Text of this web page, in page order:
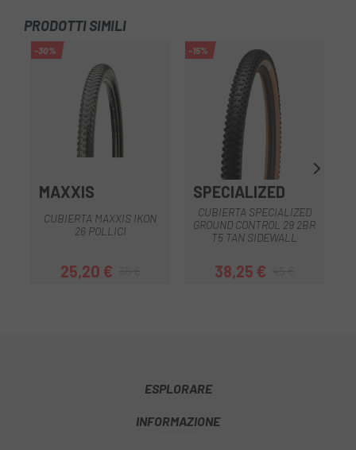
PRODOTTI SIMILI
-30%
MAXXIS
CUBIERTA MAXXIS IKON
26 POLLICI
Prezzo
25,20 €Prezzo base
-15%
SPECIALIZED
CUBIERTA SPECIALIZED
GROUND CONTROL 29 2BR
T5 TAN SIDEWALL
Prezzo
38,25 €Prezzo base
ESPLORARE
INFORMAZIONE